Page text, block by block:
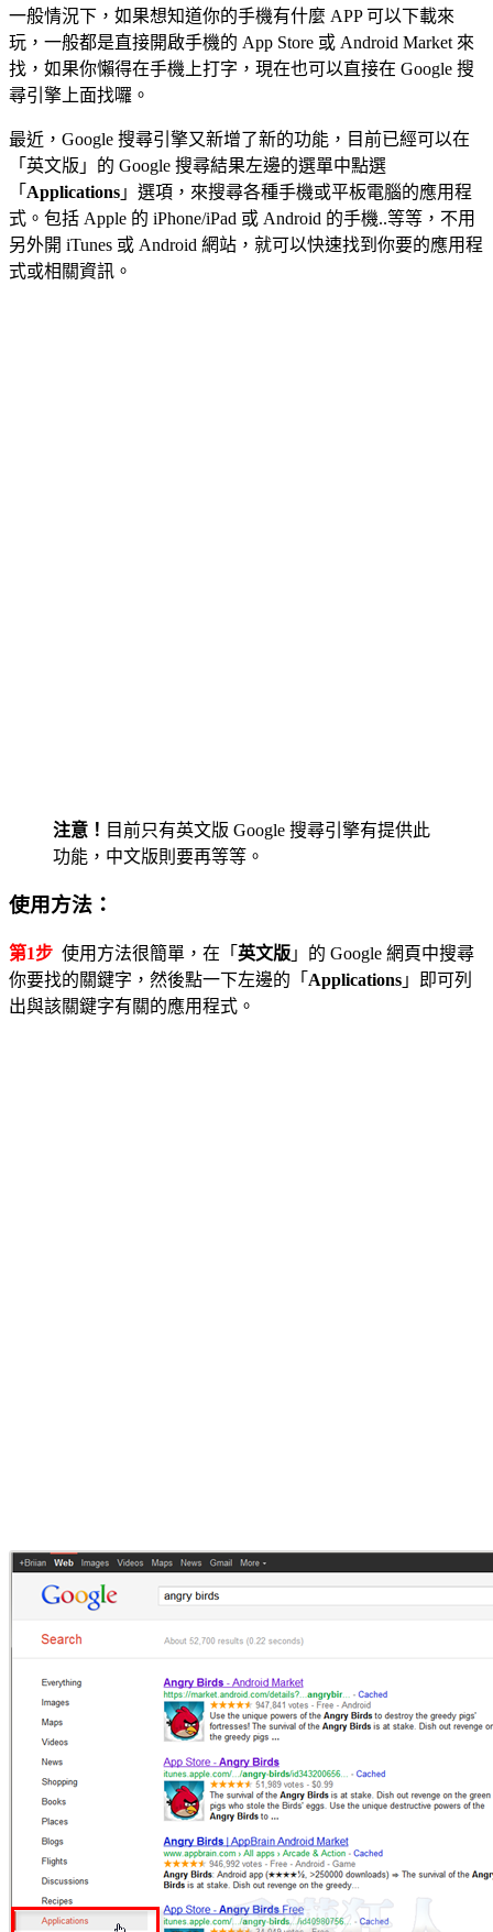
一般情況下，如果想知道你的手機有什麼 APP 可以下載來
玩，一般都是直接開啟手機的 App Store 或 Android Market 來
找，如果你懶得在手機上打字，現在也可以直接在 Google 搜
尋引擎上面找囉。
最近，Google 搜尋引擎又新增了新的功能，目前已經可以在
「英文版」的 Google 搜尋結果左邊的選單中點選
「 Applications 」選項，來搜尋各種手機或平板電腦的應用程
式。包括 Apple 的 iPhone/iPad 或 Android 的手機..等等，不用
另外開 iTunes 或 Android 網站，就可以快速找到你要的應用程
式或相關資訊。
注意！ 目前只有英文版 Google 搜尋引擎有提供此
功能，中文版則要再等等。
使用方法：
第1步 使用方法很簡單，在「 英文版 」的 Google 網頁中搜尋
你要找的關鍵字，然後點一下左邊的「 Applications 」即可列
出與該關鍵字有關的應用程式。